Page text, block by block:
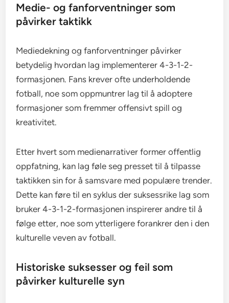
Medie- og fanforventninger som
påvirker taktikk
Mediedekning og fanforventninger påvirker
betydelig hvordan lag implementerer 4-3-1-2-
formasjonen. Fans krever ofte underholdende
fotball, noe som oppmuntrer lag til å adoptere
formasjoner som fremmer offensivt spill og
kreativitet.
Etter hvert som medienarrativer former offentlig
oppfatning, kan lag føle seg presset til å tilpasse
taktikken sin for å samsvare med populære trender.
Dette kan føre til en syklus der suksessrike lag som
bruker 4-3-1-2-formasjonen inspirerer andre til å
følge etter, noe som ytterligere forankrer den i den
kulturelle veven av fotball.
Historiske suksesser og feil som
påvirker kulturelle syn